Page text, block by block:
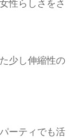
性らしさをさ
少し伸縮性の
ーティでも活